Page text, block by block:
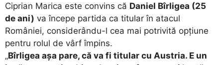
Ciprian Marica este convins că Daniel Bîrligea (25
de ani) va începe partida ca titular în atacul
României, considerându-l cea mai potrivită opțiune
pentru rolul de vârf împins.
„Bîrligea așa pare, că va fi titular cu Austria. E un